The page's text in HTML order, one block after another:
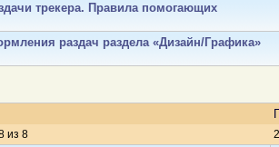
трекера. Правила помогающих
раздач раздела «Дизайн/Графика»
из 8